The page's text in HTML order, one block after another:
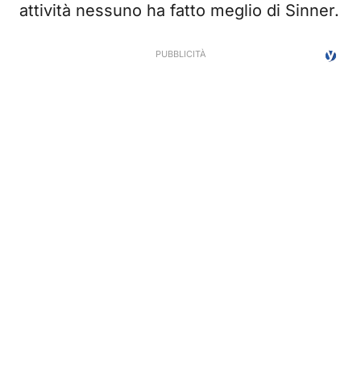
attività nessuno ha fatto meglio di Sinner.